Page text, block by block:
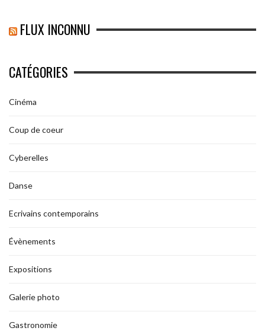
FLUX INCONNU
CATÉGORIES
Cinéma
Coup de coeur
Cyberelles
Danse
Ecrivains contemporains
Évènements
Expositions
Galerie photo
Gastronomie